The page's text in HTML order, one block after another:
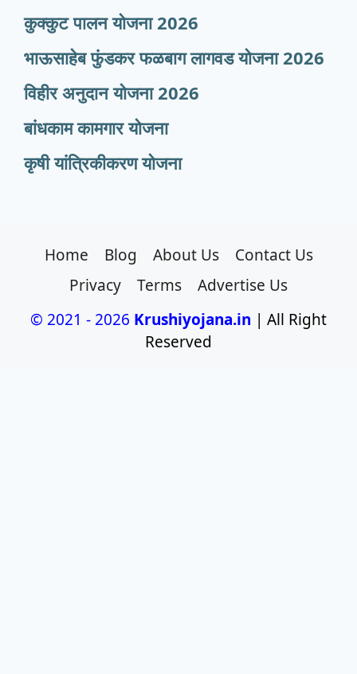
कुक्कुट पालन योजना 2026
भाऊसाहेब फुंडकर फळबाग लागवड योजना 2026
विहीर अनुदान योजना 2026
बांधकाम कामगार योजना
कृषी यांत्रिकीकरण योजना
Home Blog About Us
Contact Us
Privacy
Terms
Advertise Us
© 2021 - 2026 Krushiyojana.in | All Right
Reserved